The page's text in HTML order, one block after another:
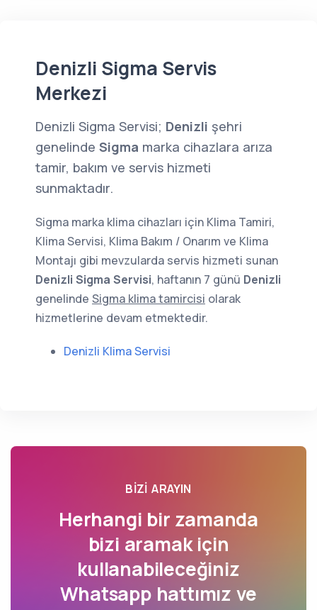
Denizli Sigma Servis
Merkezi
Denizli Sigma Servisi; Denizli şehri
genelinde Sigma marka cihazlara arıza
tamir, bakım ve servis hizmeti
sunmaktadır.
Sigma marka klima cihazları için Klima Tamiri,
Klima Servisi, Klima Bakım / Onarım ve Klima
Montajı gibi mevzularda servis hizmeti sunan
Denizli Sigma Servisi, haftanın 7 günü Denizli
genelinde Sigma klima tamircisi olarak
hizmetlerine devam etmektedir.
Denizli Klima Servisi
BIZI ARAYIN
Herhangi bir zamanda
bizi aramak için
kullanabileceğiniz
Whatsapp hattımız ve